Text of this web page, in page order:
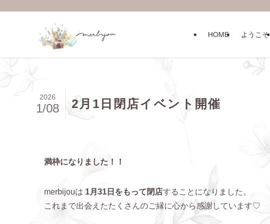
HOME ようこそ
2月1日閉店イベント開催
2026
1/08
満枠になりました！！
merbijouは 1月31日をもって閉店することになりました。
これまで出会えたたくさんのご縁に心から感謝しています♡